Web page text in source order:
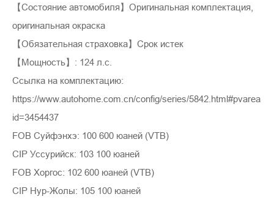
【Состояние автомобиля】Оригинальная комплектация,
оригинальная окраска
【Обязательная страховка】Срок истек
【Мощность】: 124 л.с.
Ссылка на комплектацию:
https://www.autohome.com.cn/config/series/5842.html#pvarea
id=3454437
FOB Суйфэнхэ: 100 600 юаней (VTB)
CIP Уссурийск: 103 100 юаней
FOB Хоргос: 102 600 юаней (VTB)
CIP Нур-Жолы: 105 100 юаней